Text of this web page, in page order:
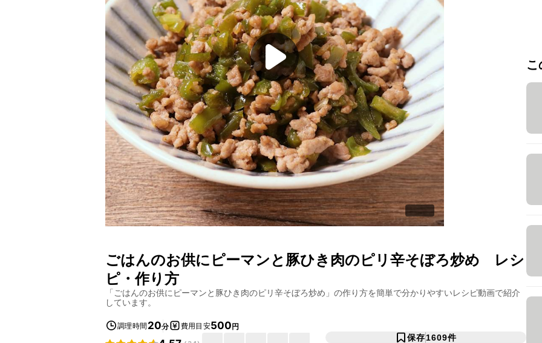
ごはんのお供にピーマンと豚ひき肉のピリ辛そぼろ炒め レシ
ピ・作り方
「ごはんのお供にピーマンと豚ひき肉のピリ辛そぼろ炒め 」の作り方を簡単で分かりやすいレシピ動画で紹介
しています。
調理時間 20分 費用目安500円
保存1609件